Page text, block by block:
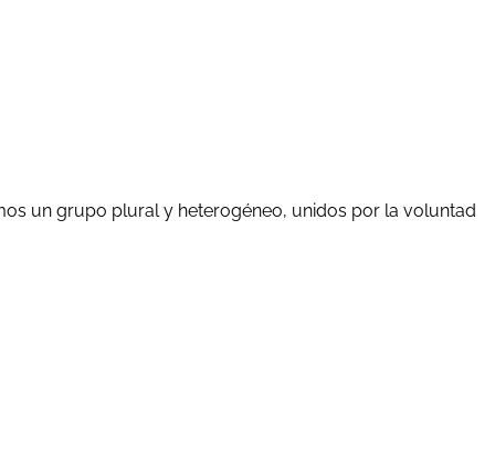
un grupo plural y heterogéneo, unidos por la voluntad